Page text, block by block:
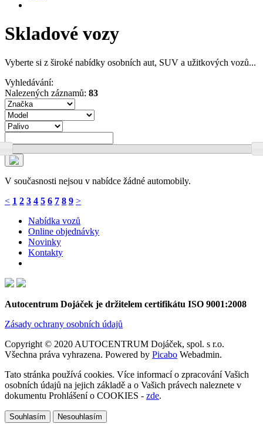
Skladové vozy
Vyberte si z široké nabídky osobních aut, SUV a užitkových vozů...
Vyhledávání:
Nalezených záznamů: 83
V současnosti nejsou v nabídce žádné automobily.
< 1 2 3 4 5 6 7 8 9 >
Nabídka vozů
Online objednávky
Novinky
Kontakty
Autocentrum Dojáček je držitelem certifikátu ISO 9001:2008
Zásady ochrany osobních údajů
Copyright © 2020 AUTOCENTRUM Dojáček, spol. s r.o.
Všechna práva vyhrazena. Powered by Picabo Webadmin.
Tato stránka používá cookies. Více informací o zpracování Vašich
osobních údajů na jejich základě a o Vašich právech naleznete v
dokumentu Prohlášení o COOKIES - zde.
Souhlasím Nesouhlasím